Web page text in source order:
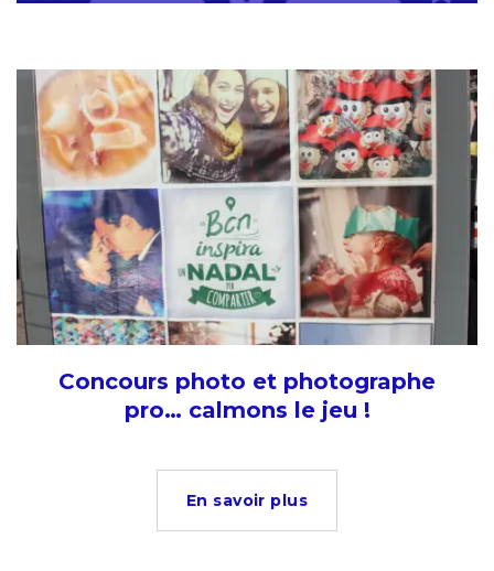
Concours photo et photographe
pro… calmons le jeu !
En savoir plus